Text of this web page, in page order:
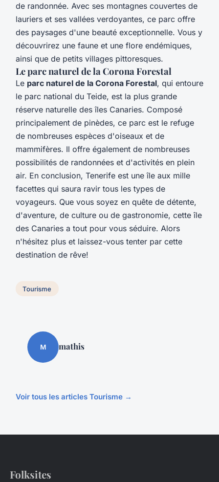
de randonnée. Avec ses montagnes couvertes de
lauriers et ses vallées verdoyantes, ce parc offre
des paysages d'une beauté exceptionnelle. Vous y
découvrirez une faune et une flore endémiques,
ainsi que de petits villages pittoresques.
Le parc naturel de la Corona Forestal
Le parc naturel de la Corona Forestal, qui entoure
le parc national du Teide, est la plus grande
réserve naturelle des îles Canaries. Composé
principalement de pinèdes, ce parc est le refuge
de nombreuses espèces d'oiseaux et de
mammifères. Il offre également de nombreuses
possibilités de randonnées et d'activités en plein
air. En conclusion, Tenerife est une île aux mille
facettes qui saura ravir tous les types de
voyageurs. Que vous soyez en quête de détente,
d'aventure, de culture ou de gastronomie, cette île
des Canaries a tout pour vous séduire. Alors
n'hésitez plus et laissez-vous tenter par cette
destination de rêve!
Tourisme
M mathis
Voir tous les articles Tourisme →
Folksites